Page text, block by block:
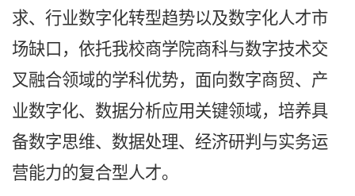
求、行业数字化转型趋势以及数字化人才市
场缺口，依托我校商学院商科与数字技术交
叉融合领域的学科优势，面向数字商贸、产
业数字化、数据分析应用关键领域，培养具
备数字思维、数据处理、经济研判与实务运
营能力的复合型人才。